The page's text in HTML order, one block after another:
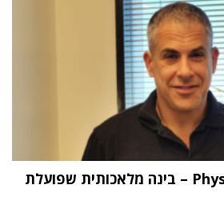
"העתיד הוא Physical AI – בינה מלאכותית שפועלת